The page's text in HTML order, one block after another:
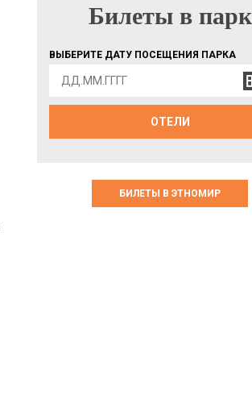
БИЛЕТЫ В ПАРК
Билеты в парк
ВЫБЕРИТЕ ДАТУ ПОСЕЩЕНИЯ ПАРКА
ОТЕЛИ
БИЛЕТЫ В ЭТНОМИР